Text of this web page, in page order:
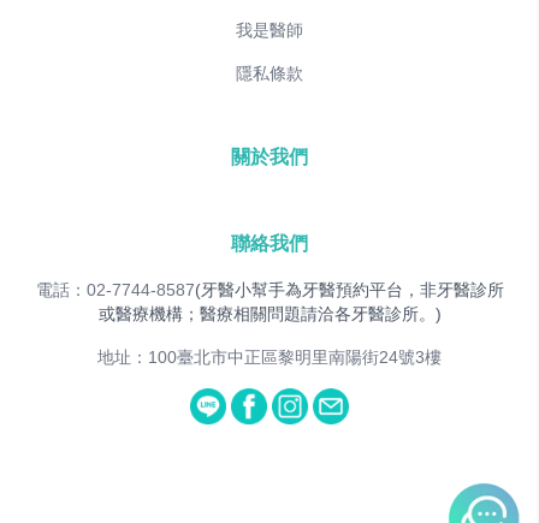
我是醫師
隱私條款
關於我們
聯絡我們
電話：02-7744-8587(牙醫小幫手為牙醫預約平台，非牙醫診所
或醫療機構；醫療相關問題請洽各牙醫診所。)
地址：100臺北市中正區黎明里南陽街24號3樓